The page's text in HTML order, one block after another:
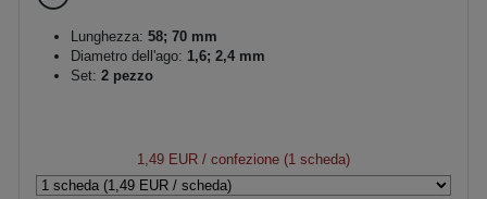
Lunghezza: 58; 70 mm
Diametro dell'ago: 1,6; 2,4 mm
Set: 2 pezzo
1,49 EUR / confezione (1 scheda)